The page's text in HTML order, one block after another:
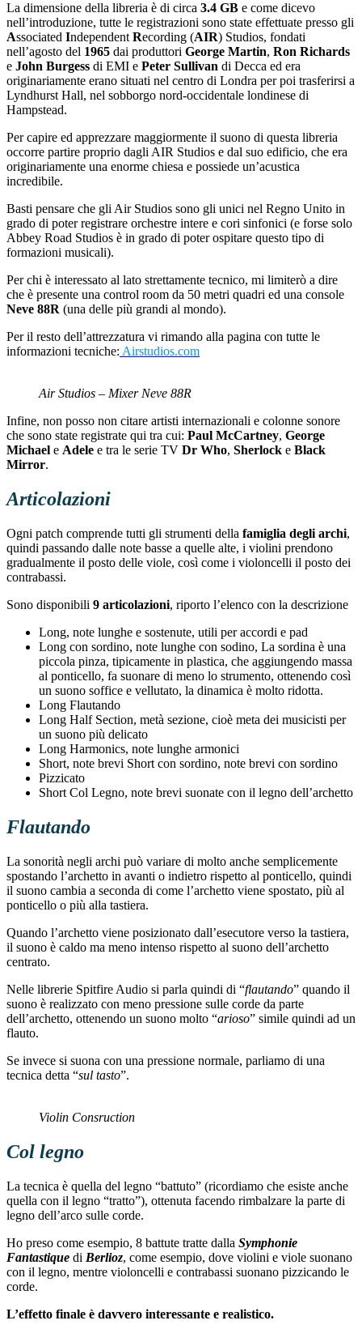
La dimensione della libreria è di circa 3.4 GB e come dicevo
nell’introduzione, tutte le registrazioni sono state effettuate presso gli
Associated Independent Recording (AIR) Studios, fondati
nell’agosto del 1965 dai produttori George Martin, Ron Richards
e John Burgess di EMI e Peter Sullivan di Decca ed era
originariamente erano situati nel centro di Londra per poi trasferirsi a
Lyndhurst Hall, nel sobborgo nord-occidentale londinese di
Hampstead.
Per capire ed apprezzare maggiormente il suono di questa libreria
occorre partire proprio dagli AIR Studios e dal suo edificio, che era
originariamente una enorme chiesa e possiede un’acustica
incredibile.
Basti pensare che gli Air Studios sono gli unici nel Regno Unito in
grado di poter registrare orchestre intere e cori sinfonici (e forse solo
Abbey Road Studios è in grado di poter ospitare questo tipo di
formazioni musicali).
Per chi è interessato al lato strettamente tecnico, mi limiterò a dire
che è presente una control room da 50 metri quadri ed una console
Neve 88R (una delle più grandi al mondo).
Per il resto dell’attrezzatura vi rimando alla pagina con tutte le
informazioni tecniche: Airstudios.com
Air Studios – Mixer Neve 88R
Infine, non posso non citare artisti internazionali e colonne sonore
che sono state registrate qui tra cui: Paul McCartney, George
Michael e Adele e tra le serie TV Dr Who, Sherlock e Black
Mirror.
Articolazioni
Ogni patch comprende tutti gli strumenti della famiglia degli archi,
quindi passando dalle note basse a quelle alte, i violini prendono
gradualmente il posto delle viole, così come i violoncelli il posto dei
contrabassi.
Sono disponibili 9 articolazioni, riporto l’elenco con la descrizione
Long, note lunghe e sostenute, utili per accordi e pad
Long con sordino, note lunghe con sodino, La sordina è una
piccola pinza, tipicamente in plastica, che aggiungendo massa
al ponticello, fa suonare di meno lo strumento, ottenendo così
un suono soffice e vellutato, la dinamica è molto ridotta.
Long Flautando
Long Half Section, metà sezione, cioè meta dei musicisti per
un suono più delicato
Long Harmonics, note lunghe armonici
Short, note brevi Short con sordino, note brevi con sordino
Pizzicato
Short Col Legno, note brevi suonate con il legno dell’archetto
Flautando
La sonorità negli archi può variare di molto anche semplicemente
spostando l’archetto in avanti o indietro rispetto al ponticello, quindi
il suono cambia a seconda di come l’archetto viene spostato, più al
ponticello o più alla tastiera.
Quando l’archetto viene posizionato dall’esecutore verso la tastiera,
il suono è caldo ma meno intenso rispetto al suono dell’archetto
centrato.
Nelle librerie Spitfire Audio si parla quindi di “flautando” quando il
suono è realizzato con meno pressione sulle corde da parte
dell’archetto, ottenendo un suono molto “arioso” simile quindi ad un
flauto.
Se invece si suona con una pressione normale, parliamo di una
tecnica detta “sul tasto”.
Violin Consruction
Col legno
La tecnica è quella del legno “battuto” (ricordiamo che esiste anche
quella con il legno “tratto”), ottenuta facendo rimbalzare la parte di
legno dell’arco sulle corde.
Ho preso come esempio, 8 battute tratte dalla Symphonie
Fantastique di Berlioz, come esempio, dove violini e viole suonano
con il legno, mentre violoncelli e contrabassi suonano pizzicando le
corde.
L’effetto finale è davvero interessante e realistico.